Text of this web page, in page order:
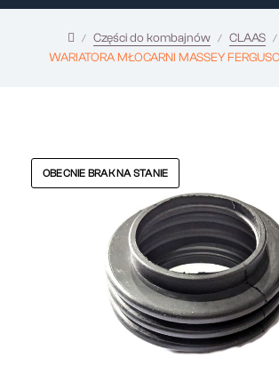
Części do kombajnów CLAAS
WARIATORA MŁOCARNI MASSEY
OBECNIE BRAK NA STANIE